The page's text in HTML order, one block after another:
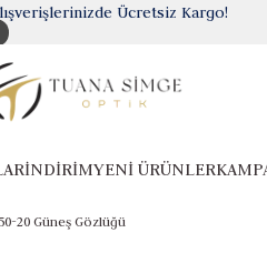
Ücretsiz Kargo!
İNDİRİMYENİ ÜRÜNLER
20 Güneş Gözlüğü